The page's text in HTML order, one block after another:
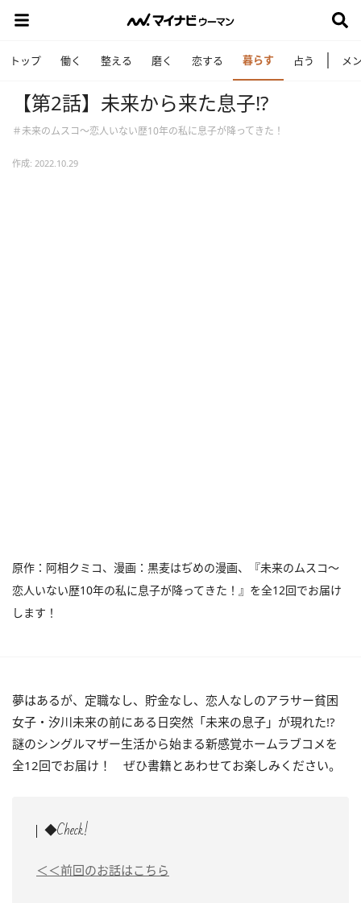
トップ 働く 整える 磨く 恋する 暮らす 占う メ
【第2話】未来から来た息子!?
＃未来のムスコ～恋人いない歴10年の私に息子が降ってきた！
作成: 2022.10.29
原作：阿相クミコ、漫画：黒麦はぢめの漫画、『未来のムスコ～
恋人いない歴10年の私に息子が降ってきた！』を全12回でお届け
します！
夢はあるが、定職なし、貯金なし、恋人なしのアラサー貧困
女子・汐川未来の前にある日突然「未来の息子」が現れた!?
謎のシングルマザー生活から始まる新感覚ホームラブコメを
全12回でお届け！ ぜひ書籍とあわせてお楽しみください。
◆Check!
＜＜前回のお話はこちら